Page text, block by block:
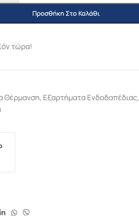
Προσθήκη Στο Καλάθι
τώρα!
Θέρμανση, Εξαρτήματα Ενδοδαπέδιας,